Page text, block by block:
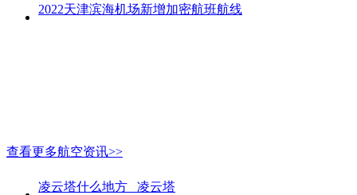
2022天津滨海机场新增加密航班航线
查看更多航空资讯>>
凌云塔什么地方_ 凌云塔